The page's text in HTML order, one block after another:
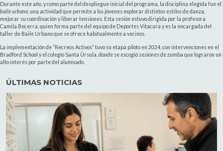
Durante este año, y como parte del despliegue inicial del programa, la disciplina elegida fue el
baile urbano , una actividad que permite a los jóvenes explorar distintos estilos de danza,
mejorar su coordinación y liberar tensiones. Esta sesión estuvo dirigida por la profesora
Camila Becerra, quien forma parte del equipo de Deportes Vitacura y es la encargada del
taller de Baile Urbano que se ofrece habitualmente a vecinos.
La implementación de “Recreos Activos” tuvo su etapa piloto en 2024, con intervenciones en el
Bradford School y el colegio Santa Úrsula, donde se escogió sesiones de zumba que lograron un
alto interés por parte del alumnado.
ÚLTIMAS NOTICIAS